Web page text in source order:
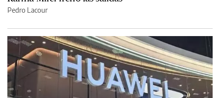
Pedro Lacour